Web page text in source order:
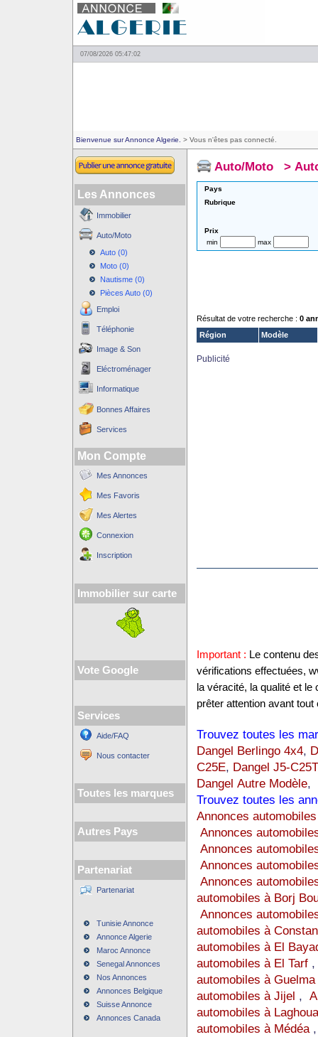
07/08/2026 05:47:02
Bienvenue sur Annonce Algerie. > Vous n'êtes pas connecté.
Les Annonces
Immobilier
Auto/Moto
Auto (0)
Moto (0)
Nautisme (0)
Pièces Auto (0)
Emploi
Téléphonie
Image & Son
Eléctroménager
Informatique
Bonnes Affaires
Services
Mon Compte
Mes Annonces
Mes Favoris
Mes Alertes
Connexion
Inscription
Immobilier sur carte
Vote Google
Services
Aide/FAQ
Nous contacter
Toutes les marques
Autres Pays
Partenariat
Partenariat
Tunisie Annonce
Annonce Algerie
Maroc Annonce
Senegal Annonces
Nos Annonces
Annonces Belgique
Suisse Annonce
Annonces Canada
Auto/Moto >
Pays
Rubrique
Prix
min
max
Résultat de votre recherche : 0
Région
Modèle
Publicité
Important : Le contenu
vérifications effectuées,
la véracité, la qualité et
prêter attention avant tout
Trouvez toutes les
Dangel Berlingo 4x4,
C25E, Dangel J5-
Dangel Autre Modèle,
Trouvez toutes les
Annonces
Annonces
Annonces
Annonces
Annonces
automobiles à Borj
Annonces
automobiles à
automobiles à El
automobiles à El Tarf
automobiles à Guelma
automobiles à Jijel ,
automobiles à
automobiles à Médéa